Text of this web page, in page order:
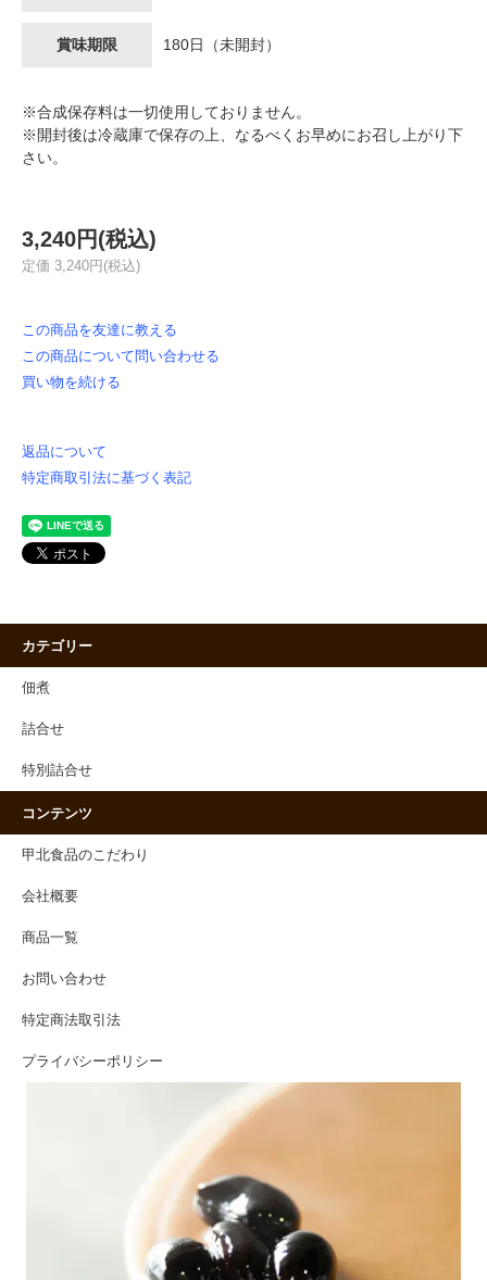
賞味期限 180日（未開封）
※合成保存料は一切使用しておりません。
※開封後は冷蔵庫で保存の上、なるべくお早めにお召し上がり下
さい。
3,240円(税込)
定価 3,240円(税込)
この商品を友達に教える
この商品について問い合わせる
買い物を続ける
返品について
特定商取引法に基づく表記
カテゴリー
佃煮
詰合せ
特別詰合せ
コンテンツ
甲北食品のこだわり
会社概要
商品一覧
お問い合わせ
特定商法取引法
プライバシーポリシー